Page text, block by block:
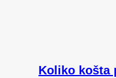
Koliko košta